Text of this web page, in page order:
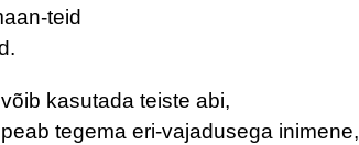
teid
kasutada teiste abi,
peab tegema eri-vajadusega inimene,